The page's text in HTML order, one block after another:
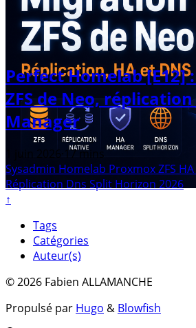
Perfect Homelab [E12]
ZFS de Neo,
Manager
1 juin 2026·17 mins
Sysadmin Homelab ProxmoxZFS HA
Réplication Dns Split Horizon 2026
↑
Tags
Catégories
Auteur(s)
© 2026 Fabien ALLAMANCHE
Propulsé par Hugo & Blowfish